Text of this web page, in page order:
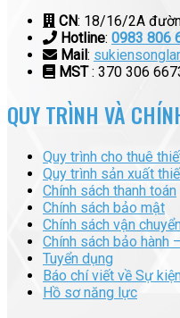
CN: 18/16/2A
Hotline: 0983 806
Mail :
MST: 370 306
QUY TRÌNH VÀ
Quy trình cho thuê
Quy trình sản xuất
Chính sách thanh toán
Chính sách bảo mật
Chính sách vận
Chính sách bảo hành
Tuyển dụng
Báo chí viết về Sự
Hồ sơ năng lực